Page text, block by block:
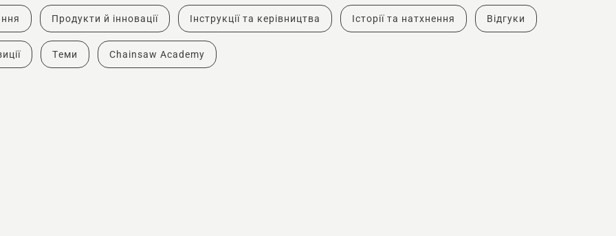
Продукти й інновації Інструкції та керівництва Історії та натхнення Відгуки
Теми Chainsaw Academy